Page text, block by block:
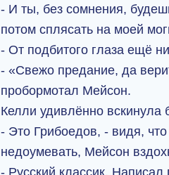
- И ты, без сомнения,
потом сплясать на моей
- От подбитого глаза ещё
- «Свежо предание, да
пробормотал Мейсон.
Келли удивлённо вскинула
- Это Грибоедов, - видя,
недоумевать, Мейсон
- Русский классик.